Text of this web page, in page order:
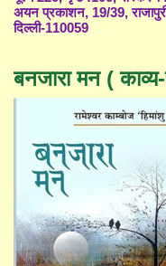
अयन प्रकाशन, 19/39,
दिल्ली-110059
बनजारा मन (